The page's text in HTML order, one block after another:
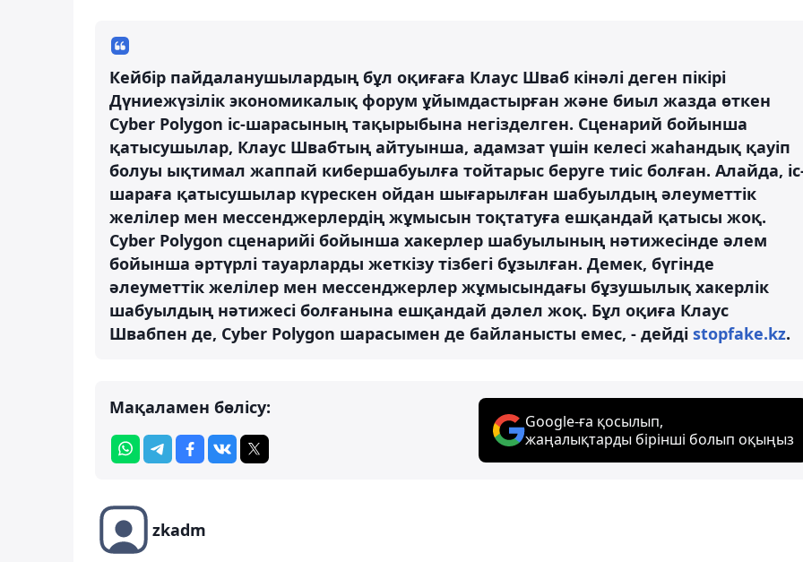
Кейбір пайдаланушылардың бұл оқиғаға Клаус Шваб кінәлі деген пікірі
Дүниежүзілік экономикалық форум ұйымдастырған және биыл жазда өткен
Cyber Polygon іс-шарасының тақырыбына негізделген. Сценарий бойынша
қатысушылар, Клаус Швабтың айтуынша, адамзат үшін келесі жаһандық қауіп
болуы ықтимал жаппай кибершабуылға тойтарыс беруге тиіс болған. Алайда,
шараға қатысушылар күрескен ойдан шығарылған шабуылдың әлеуметтік
желілер мен мессенджерлердің жұмысын тоқтатуға ешқандай қатысы жоқ.
Cyber Polygon сценарийі бойынша хакерлер шабуылының нәтижесінде әлем
бойынша әртүрлі тауарларды жеткізу тізбегі бұзылған. Демек, бүгінде
әлеуметтік желілер мен мессенджерлер жұмысындағы бұзушылық хакерлік
шабуылдың нәтижесі болғанына ешқандай дәлел жоқ. Бұл оқиға Клаус
Швабпен де, Cyber Polygon шарасымен де байланысты емес, - дейді stopfake.kz.
Мақаламен бөлісу:
Google-ға қосылып,
жаңалықтарды бірінші болып оқыңыз
zkadm